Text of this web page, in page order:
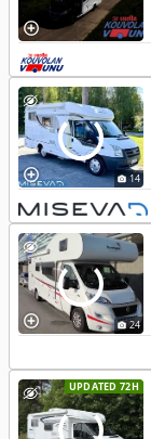
14
24
UPDATED 72H